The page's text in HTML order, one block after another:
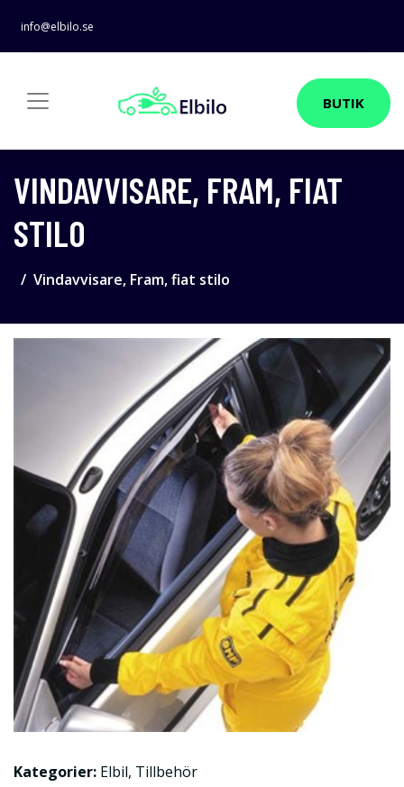
info@elbilo.se
BUTIK
VINDAVVISARE, FRAM, FIAT
STILO
Vindavvisare, Fram, fiat stilo
Kategorier: Elbil, Tillbehör